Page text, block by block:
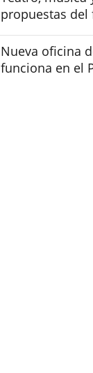
propuestas del
Nueva oficina
funciona en el